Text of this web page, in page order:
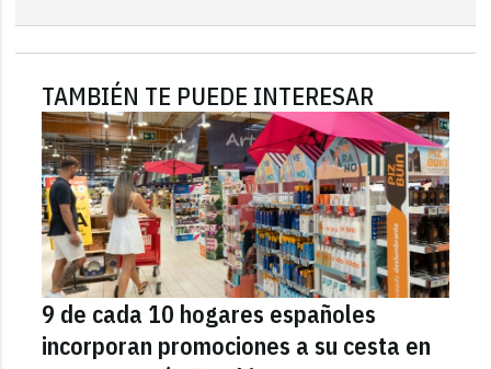
TAMBIÉN TE PUEDE INTERESAR
9 de cada 10 hogares españoles
incorporan promociones a su cesta en